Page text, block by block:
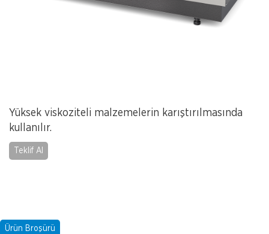
Yüksek viskoziteli malzemelerin karıştırılmasında
kullanılır.
Teklif Al
Ürün Broşürü